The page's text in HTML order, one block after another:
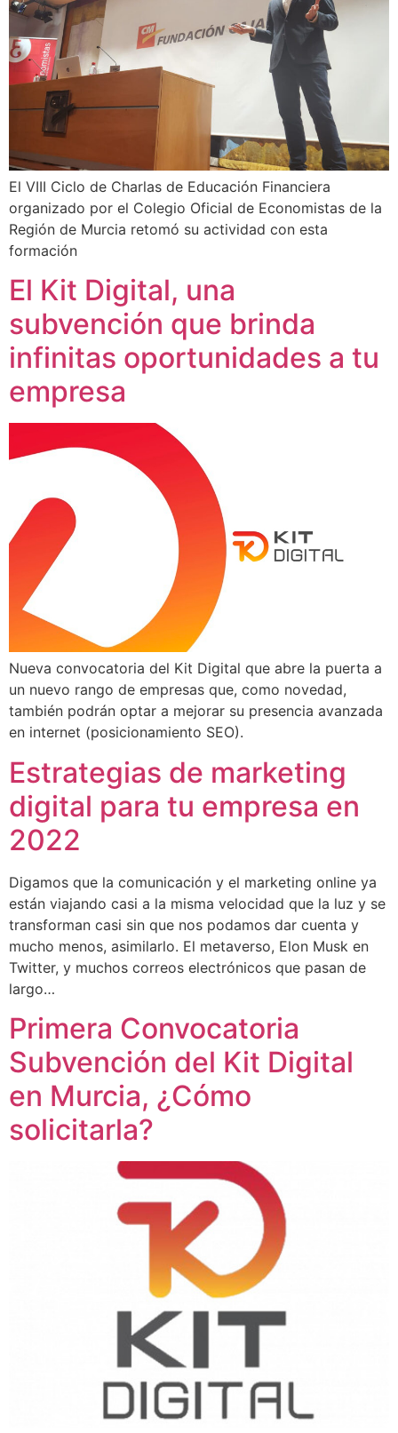
El VIII Ciclo de Charlas de Educación Financiera
organizado por el Colegio Oficial de Economistas de la
Región de Murcia retomó su actividad con esta
formación
El Kit Digital, una
subvención que brinda
infinitas oportunidades a tu
empresa
Nueva convocatoria del Kit Digital que abre la puerta a
un nuevo rango de empresas que, como novedad,
también podrán optar a mejorar su presencia avanzada
en internet (posicionamiento SEO).
Estrategias de marketing
digital para tu empresa en
2022
Digamos que la comunicación y el marketing online ya
están viajando casi a la misma velocidad que la luz y se
transforman casi sin que nos podamos dar cuenta y
mucho menos, asimilarlo. El metaverso, Elon Musk en
Twitter, y muchos correos electrónicos que pasan de
largo…
Primera Convocatoria
Subvención del Kit Digital
en Murcia, ¿Cómo
solicitarla?